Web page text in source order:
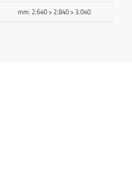
mm. 2.640 > 2.840 > 3.040